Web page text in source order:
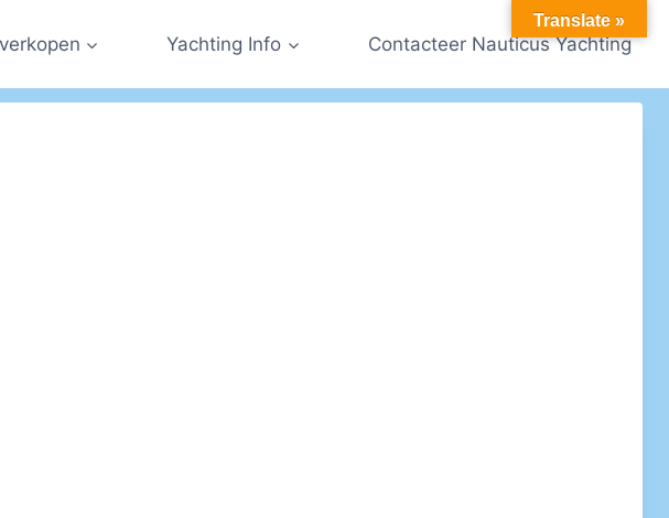
Yachting Info Contacteer Nauticus Yachting
Translate »